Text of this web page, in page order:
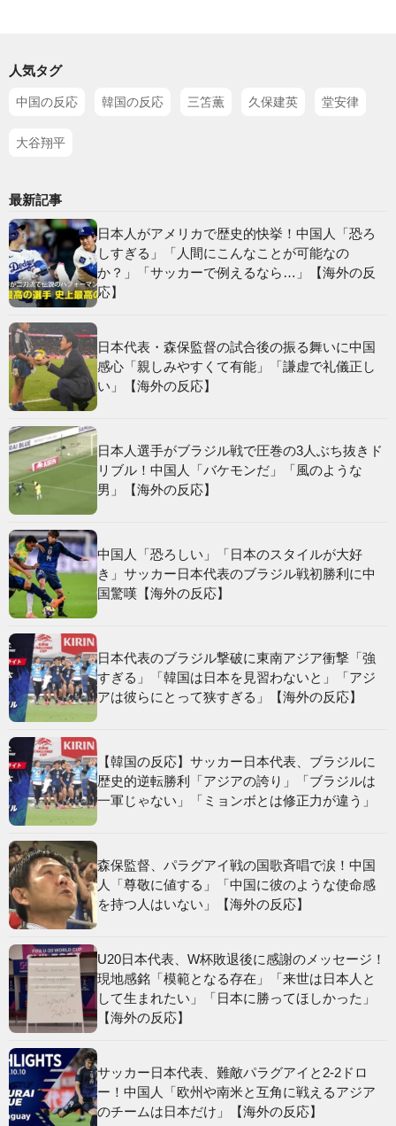
人気タグ
中国の反応 韓国の反応 三笘薫 久保建英 堂安律
大谷翔平
最新記事
日本人がアメリカで歴史的快挙！中国人「恐ろ
しすぎる」「人間にこんなことが可能なの
か？」「サッカーで例えるなら…」【海外の反
応】
日本代表・森保監督の試合後の振る舞いに中国
感心「親しみやすくて有能」「謙虚で礼儀正し
い」【海外の反応】
日本人選手がブラジル戦で圧巻の3人ぶち抜きド
リブル！中国人「バケモンだ」「風のような
男」【海外の反応】
中国人「恐ろしい」「日本のスタイルが大好
き」サッカー日本代表のブラジル戦初勝利に中
国驚嘆【海外の反応】
日本代表のブラジル撃破に東南アジア衝撃「強
すぎる」「韓国は日本を見習わないと」「アジ
アは彼らにとって狭すぎる」【海外の反応】
【韓国の反応】サッカー日本代表、ブラジルに
歴史的逆転勝利「アジアの誇り」「ブラジルは
一軍じゃない」「ミョンボとは修正力が違う」
森保監督、パラグアイ戦の国歌斉唱で涙！中国
人「尊敬に値する」「中国に彼のような使命感
を持つ人はいない」【海外の反応】
U20日本代表、W杯敗退後に感謝のメッセージ！
現地感銘「模範となる存在」「来世は日本人と
して生まれたい」「日本に勝ってほしかった」
【海外の反応】
サッカー日本代表、難敵パラグアイと2-2ドロ
ー！中国人「欧州や南米と互角に戦えるアジア
のチームは日本だけ」【海外の反応】